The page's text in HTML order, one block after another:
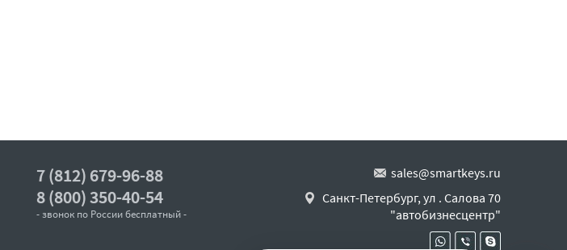
7 (812) 679-96-88
8 (800) 350-40-54
- звонок по России бесплатный -
sales@smartkeys.ru
Санкт-Петербург, ул . Салова 70
"автобизнесцентр"